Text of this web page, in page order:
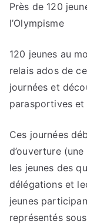
Près de 120
l’Olympisme
120 jeunes au
relais ados de
journées et
parasportives et
Ces journées
d’ouverture
les jeunes des
délégations et
jeunes
représentés